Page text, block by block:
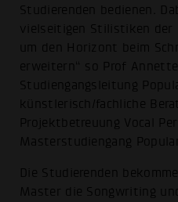
Studierenden bedienen.
vielseitigen Stilistiken der
um den Horizont beim
erweitern“ so Prof Annette
Studiengangsleitung
künstlerisch/fachliche
Projektbetreuung Vocal
Masterstudiengang
Die Studierenden
Master die Songwriting